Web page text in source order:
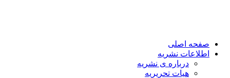
صفحه اصلی
اطلاعات نشریه
درباره ی نشریه
هیات تحریریه